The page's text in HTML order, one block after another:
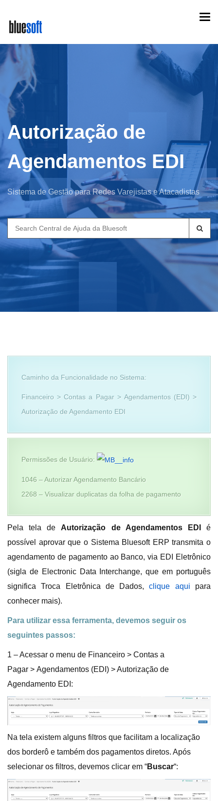
main
content
Autorização de
Agendamentos EDI
Sistema de Gestão para Redes Varejistas e Atacadistas
Search
for:
Caminho da Funcionalidade no Sistema:
Financeiro > Contas a Pagar > Agendamentos (EDI) >
Autorização de Agendamento EDI
Permissões de Usuário:
1046 – Autorizar Agendamento Bancário
2268 – Visualizar duplicatas da folha de pagamento
Pela tela de Autorização de Agendamentos EDI
é
possível aprovar que o Sistema Bluesoft ERP transmita o
agendamento de pagamento ao Banco, via EDI Eletrônico
(sigla de Electronic Data Interchange, que em português
significa Troca Eletrônica de Dados,clique aqui para
conhecer mais).
Para utilizar essa ferramenta, devemos seguir os
seguintes passos:
1 – Acessar o menu de Financeiro > Contas a
Pagar > Agendamentos (EDI) > Autorização de
Agendamento EDI:
Na tela existem alguns filtros que facilitam a localização
dos borderô e também dos pagamentos diretos. Após
selecionar os filtros, devemos clicar em “Buscar“: